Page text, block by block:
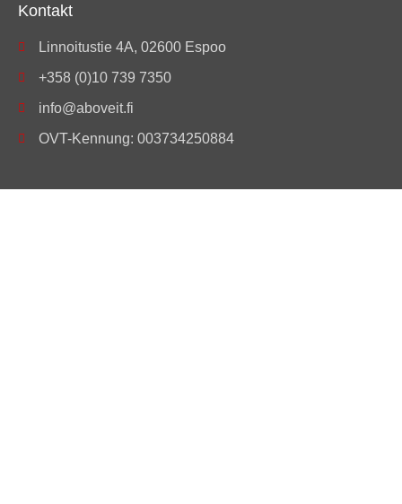
Kontakt
Linnoitustie 4A, 02600 Espoo
+358 (0)10 739 7350
info@aboveit.fi
OVT-Kennung: 003734250884